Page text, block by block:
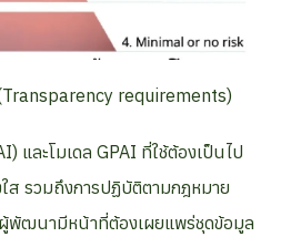
requirements)
และโมเดล GPAI ที่ใช้ต้องเป็นไป
ส รวมถึงการปฏิบัติตามกฎหมาย
พัฒนามีหน้าที่ต้องเผยแพร่ชุดข้อมูล